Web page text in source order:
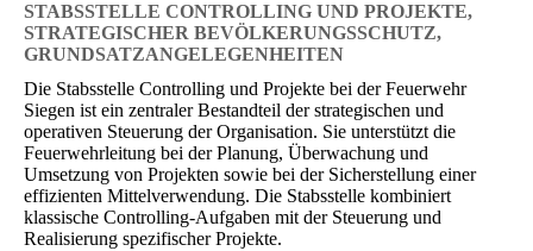
STABSSTELLE CONTROLLING UND PROJEKTE,
STRATEGISCHER BEVÖLKERUNGSSCHUTZ,
GRUNDSATZANGELEGENHEITEN
Die Stabsstelle Controlling und Projekte bei der Feuerwehr
Siegen ist ein zentraler Bestandteil der strategischen und
operativen Steuerung der Organisation. Sie unterstützt die
Feuerwehrleitung bei der Planung, Überwachung und
Umsetzung von Projekten sowie bei der Sicherstellung einer
effizienten Mittelverwendung. Die Stabsstelle kombiniert
klassische Controlling-Aufgaben mit der Steuerung und
Realisierung spezifischer Projekte.